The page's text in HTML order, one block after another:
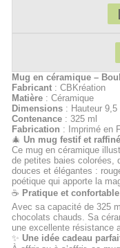
Mug en céramique –
Fabricant : CBKréation
Matière : Céramique
Dimensions : Hauteur
Contenance : 325 ml
Fabrication : Imprimé en
🎄Un mug festif et raffiné
Ce mug en céramique
de petites baies colorées,
douces et élégantes :
poétique qui apporte la
☕ Pratique et confortable
Avec sa capacité de 325
chocolats chauds. Sa
une excellente résistance
✨Une idée cadeau